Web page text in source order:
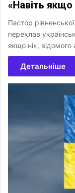
«Навіть
Пастор
переклав
якщо ні»,
Детальніше